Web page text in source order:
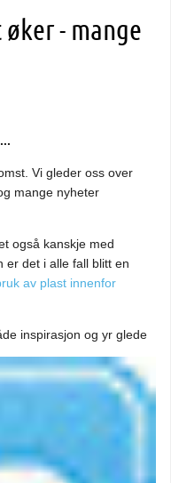
- mange
Vi gleder oss over
mange nyheter
også kanskje med
er det i alle fall blitt en
av plast innenfor
inspirasjon og yr glede